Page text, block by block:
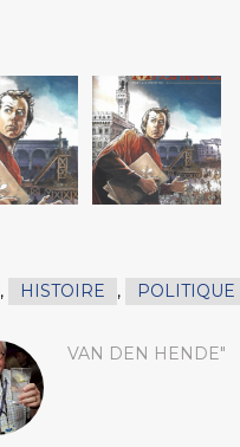
, HISTOIRE , POLITIQUE
VAN DEN HENDE"